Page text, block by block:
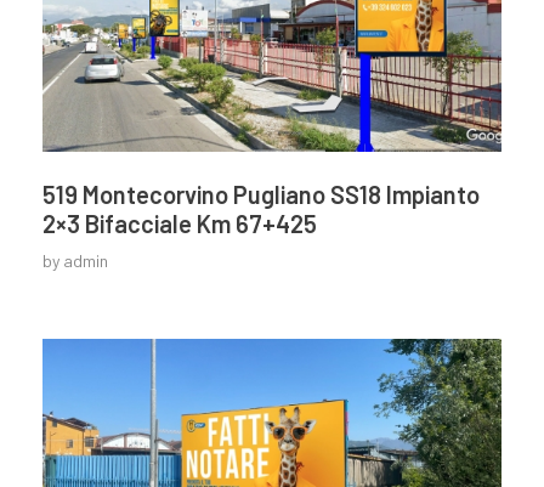
519 Montecorvino Pugliano SS18 Impianto
2×3 Bifacciale Km 67+425
by admin